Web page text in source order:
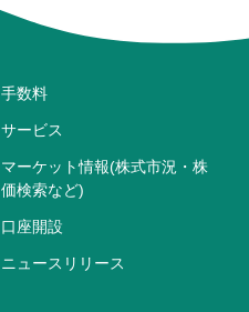
手数料
サービス
マーケット情報(株式市況・株
価検索など)
口座開設
ニュースリリース